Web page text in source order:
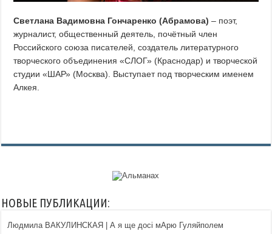
Светлана Вадимовна Гончаренко (Абрамова) – поэт,
журналист, общественный деятель, почётный член
Российского союза писателей, создатель литературного
творческого объединения «СЛОГ» (Краснодар) и творческой
студии «ШАР» (Москва). Выступает под творческим именем
Алкея.
НОВЫЕ ПУБЛИКАЦИИ:
Людмила ВАКУЛИНСКАЯ | А я ще досі мАрю Гуляйполем